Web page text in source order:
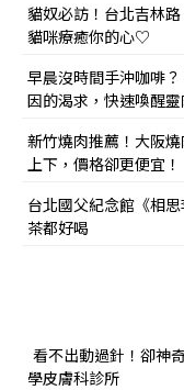
貓奴必訪！台北吉林
貓咪療癒你的心♡
早晨沒時間手沖咖啡
因的渴求，快速喚醒靈
新竹燒肉推薦！大阪
上下，價格卻更便宜！
台北國父紀念館《相
茶都好喝
看不出動過針！卻神
學皮膚科診所